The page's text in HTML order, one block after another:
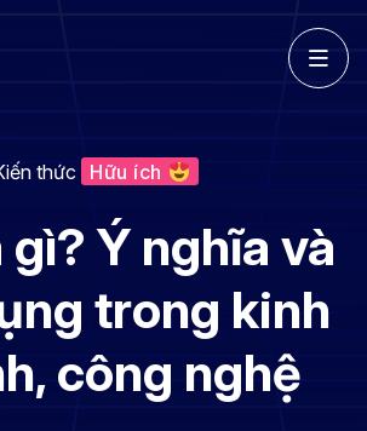
thức Hữu ích
gì? Ý nghĩa và
trong kinh
công nghệ